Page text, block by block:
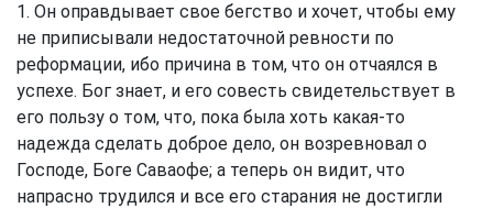
1. Он оправдывает свое бегство и хочет, чтобы ему
не приписывали недостаточной ревности по
реформации, ибо причина в том, что он отчаялся в
успехе. Бог знает, и его совесть свидетельствует в
его пользу о том, что, пока была хоть какая-то
надежда сделать доброе дело, он возревновал о
Господе, Боге Саваофе; а теперь он видит, что
напрасно трудился и все его старания не достигли